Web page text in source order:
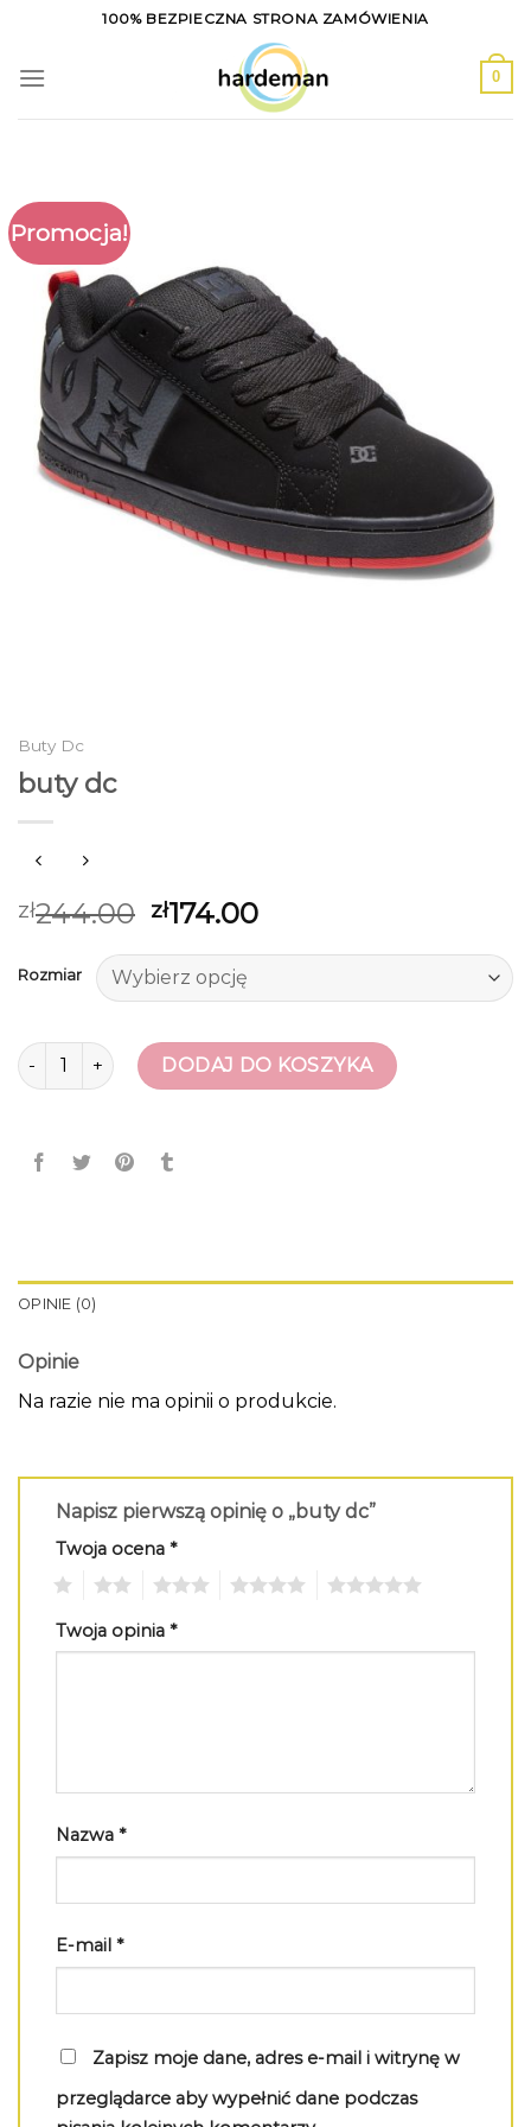
content
100% BEZPIECZNA STRONA ZAMÓWIENIA
0
Promocja!
Buty Dc
buty dc
zł244.00 zł174.00
Rozmiar
ilość buty dc DODAJ DO KOSZYKA
OPINIE (0)
Opinie
Na razie nie ma opinii o produkcie.
Napisz pierwszą opinię o „buty dc”
Twoja ocena *
Twoja opinia *
Nazwa *
E-mail *
Zapisz moje dane, adres e-mail i witrynę w
przeglądarce aby wypełnić dane podczas